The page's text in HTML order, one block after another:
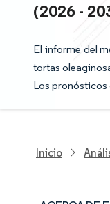
(2026 -
El informe del
tortas
Los pronósticos
Inicio